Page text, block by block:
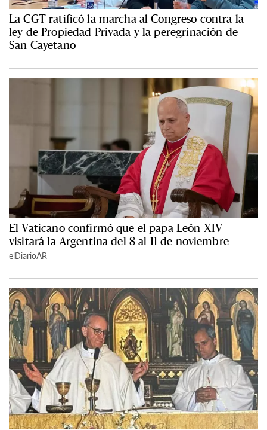
La CGT ratificó la marcha al Congreso contra la
ley de Propiedad Privada y la peregrinación de
San Cayetano
El Vaticano confirmó que el papa León XIV
visitará la Argentina del 8 al 11 de noviembre
elDiarioAR